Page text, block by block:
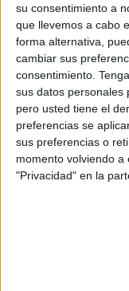
su consentimiento a
que llevemos a cabo
forma alternativa,
cambiar sus
consentimiento.
sus datos personales
pero usted tiene el
preferencias se
sus preferencias o
momento volviendo a
"Privacidad" en la
El rei espanyol
aquells trets
dels catalans.
en especial a la
emprenedora,
"l'esperit
Felip VI ha